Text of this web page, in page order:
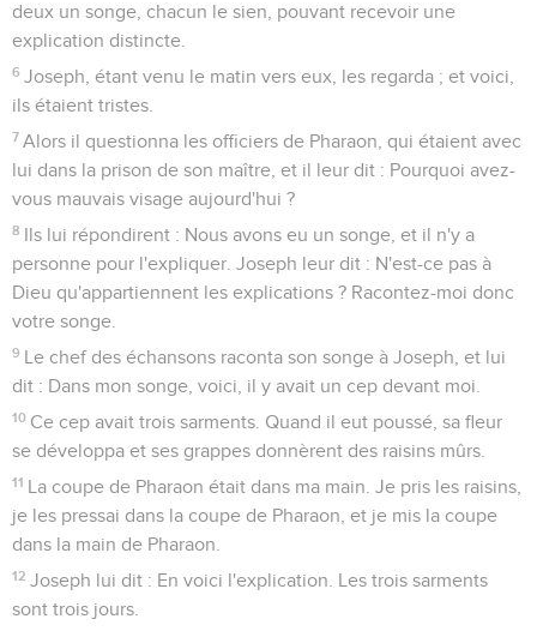
deux un songe, chacun le sien, pouvant recevoir une
explication distincte.
6 Joseph, étant venu le matin vers eux, les regarda ; et voici,
ils étaient tristes.
7 Alors il questionna les officiers de Pharaon, qui étaient avec
lui dans la prison de son maître, et il leur dit : Pourquoi avez-
vous mauvais visage aujourd'hui ?
8 Ils lui répondirent : Nous avons eu un songe, et il n'y a
personne pour l'expliquer. Joseph leur dit : N'est-ce pas à
Dieu qu'appartiennent les explications ? Racontez-moi donc
votre songe.
9 Le chef des échansons raconta son songe à Joseph, et lui
dit : Dans mon songe, voici, il y avait un cep devant moi.
10 Ce cep avait trois sarments. Quand il eut poussé, sa fleur
se développa et ses grappes donnèrent des raisins mûrs.
11 La coupe de Pharaon était dans ma main. Je pris les raisins,
je les pressai dans la coupe de Pharaon, et je mis la coupe
dans la main de Pharaon.
12 Joseph lui dit : En voici l'explication. Les trois sarments
sont trois jours.